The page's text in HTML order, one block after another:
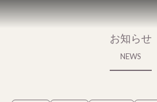
お知らせ
NEWS